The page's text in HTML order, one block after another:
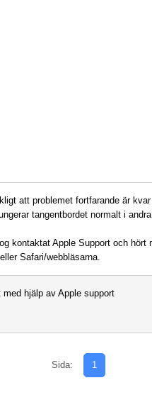
att problemet fortfarande är
tangentbordet normalt i
kontaktat Apple Support och
Safari/webbläsarna.
med hjälp av Apple support
Sida: 1